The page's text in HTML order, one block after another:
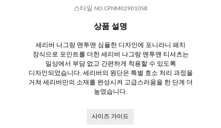
스타일 NO.CPNM029010SB
상품 설명
세리버 나그랑 맨투맨 심플한 디자인에 포니라니 패치
장식으로 포인트를 더한 세리버 나그랑 맨투맨 티셔츠는
일상에서 부담 없고 간편하게 착용할 수 있도록
디자인되었습니다. 세리버의 원단은 특별 효소 처리 과정을
거쳐 세리버만의 소재를 완성시켜 고급스러움을 한 단계 더
높였습니다.
사이즈 가이드